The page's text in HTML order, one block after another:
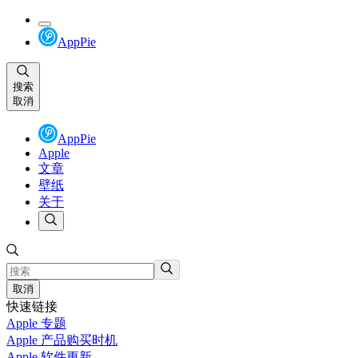
AppPie
搜索
取消
AppPie
Apple
文章
壁纸
关于
取消
快速链接
Apple 专题
Apple 产品购买时机